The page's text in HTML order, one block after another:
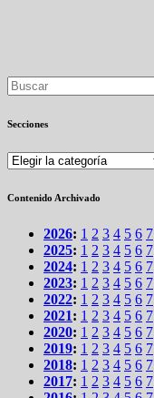
Secciones
Secciones
Contenido Archivado
2026: 1 2 3 4 5 6 7
2025: 1 2 3 4 5 6 7
2024: 1 2 3 4 5 6 7
2023: 1 2 3 4 5 6 7
2022: 1 2 3 4 5 6 7
2021: 1 2 3 4 5 6 7
2020: 1 2 3 4 5 6 7
2019: 1 2 3 4 5 6 7
2018: 1 2 3 4 5 6 7
2017: 1 2 3 4 5 6 7